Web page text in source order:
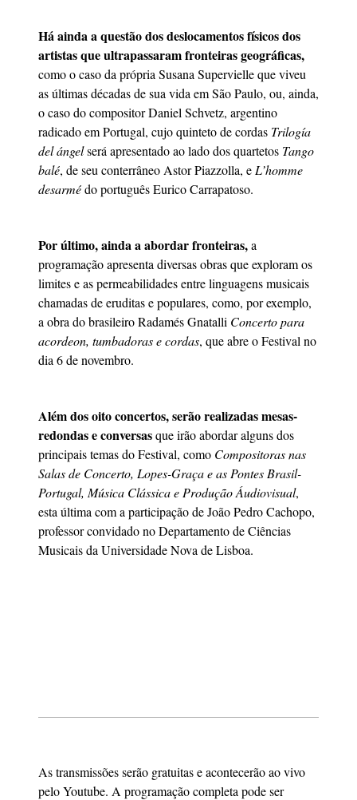
Há ainda a questão dos deslocamentos físicos dos
artistas que ultrapassaram fronteiras geográficas,
como o caso da própria Susana Supervielle que viveu
as últimas décadas de sua vida em São Paulo, ou, ainda,
o caso do compositor Daniel Schvetz, argentino
radicado em Portugal, cujo quinteto de cordas Trilogía
del ángelserá apresentado ao lado dos quartetos Tango
balé, de seu conterrâneo Astor Piazzolla, e L’homme
desarmédo português Eurico Carrapatoso.
Por último, ainda a abordar fronteiras,a
programação apresenta diversas obras que exploram os
limites e as permeabilidades entre linguagens musicais
chamadas de eruditas e populares, como, por exemplo,
a obra do brasileiro Radamés Gnatalli Concerto para
acordeon, tumbadoras e cordas, que abre o Festival no
dia 6 de novembro.
Além dos oito concertos, serão realizadas mesas-
redondas e conversasque irão abordar alguns dos
principais temas do Festival, como Compositoras nas
Salas de Concerto, Lopes-Graça e as Pontes Brasil-
Portugal, Música Clássica e Produção Áudiovisual,
esta última com a participação de João Pedro Cachopo,
professor convidado no Departamento de Ciências
Musicais da Universidade Nova de Lisboa.
As transmissões serão gratuitas e acontecerão ao vivo
pelo Youtube. A programação completa pode ser